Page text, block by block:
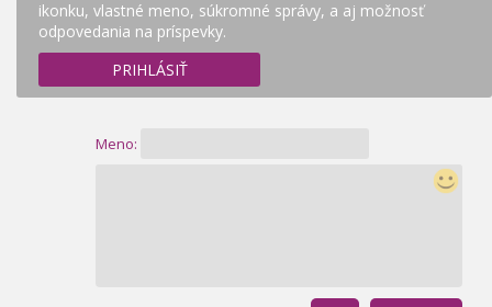
ikonku, vlastné meno, súkromné správy, a aj možnosť
odpovedania na príspevky.
PRIHLÁSIŤ
Meno: